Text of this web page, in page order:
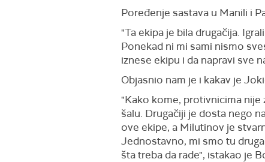
Poređenje sastava u Manili i
"Ta ekipa je bila drugačija.
Ponekad ni mi sami nismo
iznese ekipu i da napravi sve
Objasnio nam je i kakav je
"Kako kome, protivnicima nije
šalu. Drugačiji je dosta nego
ove ekipe, a Milutinov je
Jednostavno, mi smo tu
šta treba da rade", istakao je